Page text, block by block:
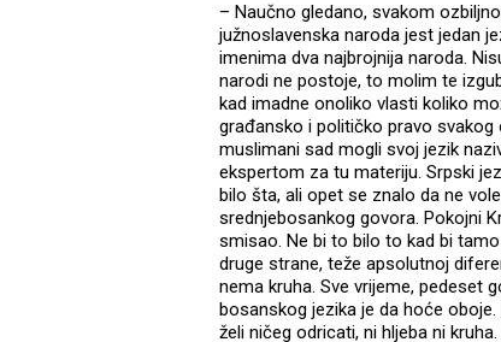
– Naučno gledano, svakom
južnoslavenska naroda jest jedan
imenima dva najbrojnija naroda.
narodi ne postoje, to molim te
kad imadne onoliko vlasti koliko
građansko i političko pravo
muslimani sad mogli svoj jezik
ekspertom za tu materiju. Srpski
bilo šta, ali opet se znalo da ne
srednjebosankog govora. Pokojni
smisao. Ne bi to bilo to kad bi
druge strane, teže apsolutnoj
nema kruha. Sve vrijeme, pedeset
bosanskog jezika je da hoće
želi ničeg odricati, ni hljeba ni